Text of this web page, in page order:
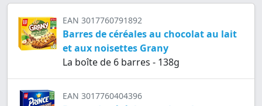
EAN 3017760791892
Barres de céréales au chocolat au lait
et aux noisettes Grany
La boîte de 6 barres - 138g
EAN 3017760404396